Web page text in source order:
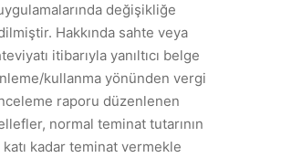
değişikliğe
Hakkında sahte veya
itibarıyla yanıltıcı belge
kullanma yönünden vergi
raporu düzenlenen
normal teminat tutarının
katı kadar teminat vermekle